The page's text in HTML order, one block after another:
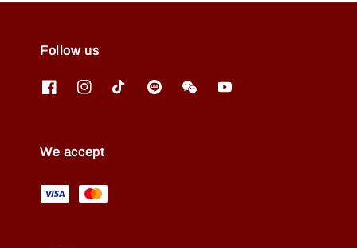
Follow us
We accept